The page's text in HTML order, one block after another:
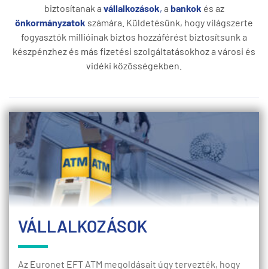
biztosítanak a vállalkozások, a bankok és az
önkormányzatok számára. Küldetésünk, hogy világszerte
fogyasztók millióinak biztos hozzáférést biztosítsunk a
készpénzhez és más fizetési szolgáltatásokhoz a városi és
vidéki közösségekben.
VÁLLALKOZÁSOK
Az Euronet EFT ATM megoldásait úgy tervezték, hogy